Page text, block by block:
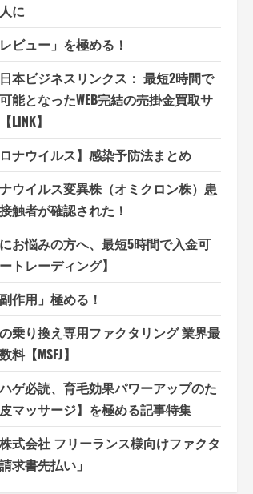
に
ビュー」を極める！
本ビジネスリンクス： 最短2時間で
能となったWEB完結の売掛金買取サ
LINK】
ロナウイルス】感染予防法まとめ
ウイルス変異株（オミクロン株）患
触者が確認された！
お悩みの方へ、最短5時間で入金可
トレーディング】
作用」極める！
乗り換え専用ファクタリング 業界最
料【MSFJ】
ゲ必読、育毛効果パワーアップのた
マッサージ】を極める記事特集
式会社 フリーランス様向けファクタ
求書先払い」